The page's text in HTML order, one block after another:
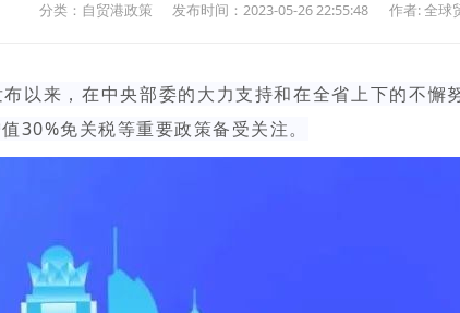
分类：自贸港政策 发布时间：2023-05-26 22:55:48 作者: 全球
布以来，在中央部委的大力支持和在全省上下的不
30%免关税等重要政策备受关注。